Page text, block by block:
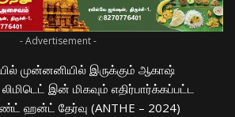
- Advertisement -
முன்னனியில் இருக்கும் ஆகாஷ்
இன் மிகவும் எதிர்பார்க்கப்பட்ட
ஹன்ட் தேர்வு (ANTHE – 2024)